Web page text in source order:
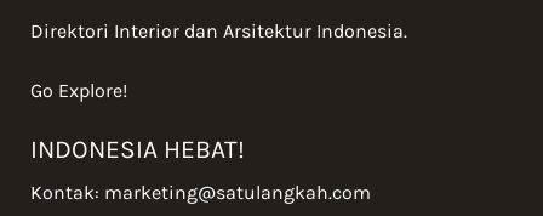
Direktori Interior dan Arsitektur Indonesia.
Go Explore!
INDONESIA HEBAT!
Kontak: marketing@satulangkah.com